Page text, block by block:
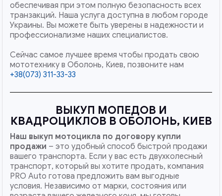
обеспечивая при этом полную безопасность всех
транзакций. Наша услуга доступна в любом городе
Украины. Вы можете быть уверены в надежности и
профессионализме наших специалистов.
Сейчас самое лучшее время чтобы продать свою
мототехнику в Оболонь, Киев, позвоните нам
+38(073) 311-33-33
ВЫКУП МОПЕДОВ И
КВАДРОЦИКЛОВ В ОБОЛОНЬ, КИЕВ
Наш выкуп мотоцикла по договору купли
продажи – это удобный способ быстрой продажи
вашего транспорта. Если у вас есть двухколесный
транспорт, который вы хотите продать, компания
PRO Auto готова предложить вам выгодные
условия. Независимо от марки, состояния или